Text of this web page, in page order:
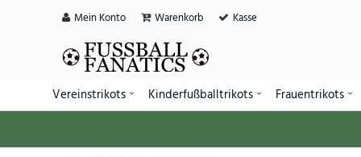
Mein Konto Warenkorb Kasse
Vereinstrikots Kinderfußballtrikots Frauentrikots